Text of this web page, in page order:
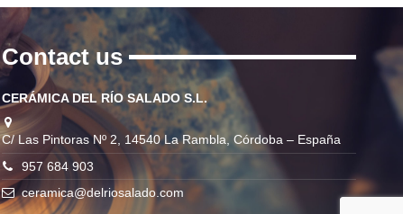
Contact us
CERÁMICA DEL RÍO SALADO S.L.
C/ Las Pintoras Nº 2, 14540 La Rambla, Córdoba – España
957 684 903
ceramica@delriosalado.com